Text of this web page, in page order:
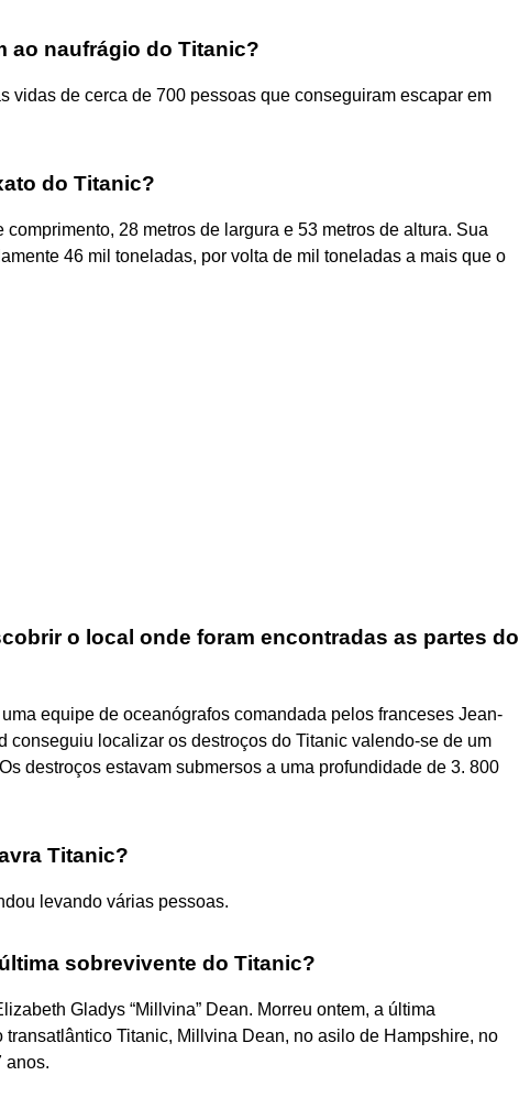
ao naufrágio do Titanic?
vidas de cerca de 700 pessoas que conseguiram escapar em
do Titanic?
comprimento, 28 metros de largura e 53 metros de altura. Sua
46 mil toneladas, por volta de mil toneladas a mais que o
o local onde foram encontradas as partes do
equipe de oceanógrafos comandada pelos franceses Jean-
conseguiu localizar os destroços do Titanic valendo-se de um
destroços estavam submersos a uma profundidade de 3. 800
Titanic?
levando várias pessoas.
sobrevivente do Titanic?
Gladys “Millvina” Dean. Morreu ontem, a última
Titanic, Millvina Dean, no asilo de Hampshire, no
anos.